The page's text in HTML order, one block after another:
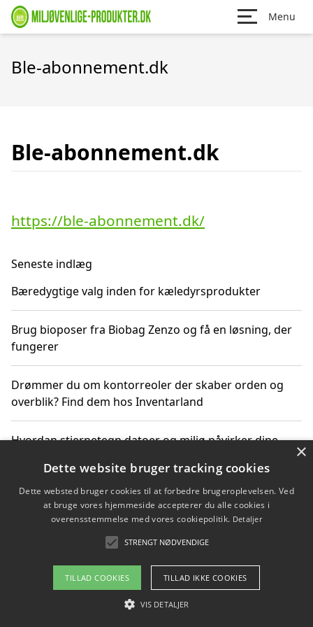
Menu
Ble-abonnement.dk
Ble-abonnement.dk
https://ble-abonnement.dk/
Seneste indlæg
Bæredygtige valg inden for kæledyrsprodukter
Brug bioposer fra Biobag Zenzo og få en løsning, der
fungerer
Drømmer du om kontorreoler der skaber orden og
overblik? Find dem hos Inventarland
Hvordan stjernetegn datoer og miljø påvirker dine
Bæredygtige gadgets til en grønnere hverdag
Om / kontakt
Blog Betingelser
×
Dette website bruger tracking cookies
Dette websted bruger cookies til at forbedre brugeroplevelsen. Ved
at bruge vores hjemmeside accepterer du alle cookies i
overensstemmelse med vores cookiepolitik. Detaljer
STRENGT NØDVENDIGE
TILLAD COOKIES TILLAD IKKE COOKIES
VIS DETALJER